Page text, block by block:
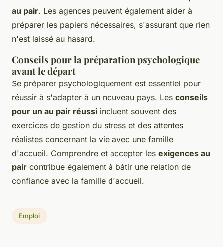
au pair. Les agences peuvent également aider à
préparer les papiers nécessaires, s'assurant que rien
n'est laissé au hasard.
Conseils pour la préparation psychologique
avant le départ
Se préparer psychologiquement est essentiel pour
réussir à s'adapter à un nouveau pays. Les conseils
pour un au pair réussi incluent souvent des
exercices de gestion du stress et des attentes
réalistes concernant la vie avec une famille
d'accueil. Comprendre et accepter les exigences au
pair contribue également à bâtir une relation de
confiance avec la famille d'accueil.
Emploi